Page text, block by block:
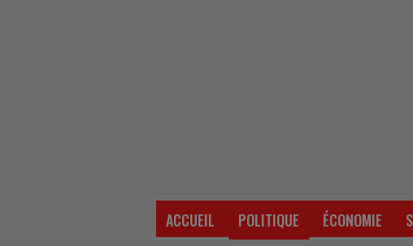
ACCUEIL POLITIQUE ÉCONOMIE